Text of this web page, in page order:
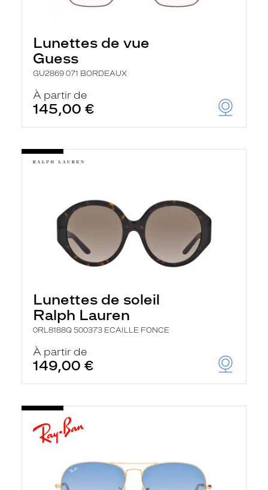
Lunettes de vue
Guess
GU2869 071 BORDEAUX
À partir de
145,00 €
Lunettes de soleil
Ralph Lauren
0RL8188Q 500373 ECAILLE FONCE
À partir de
149,00 €